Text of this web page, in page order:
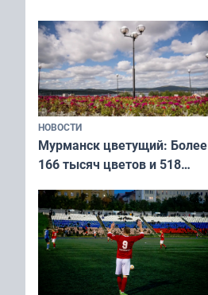
коренных народов мира
НОВОСТИ
Мурманск цветущий: Более
166 тысяч цветов и 518